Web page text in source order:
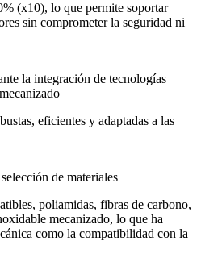
(x10), lo que permite soportar
sin comprometer la seguridad ni
la integración de tecnologías
eficientes y adaptadas a las
de materiales
poliamidas, fibras de carbono,
mecanizado, lo que ha
como la compatibilidad con la